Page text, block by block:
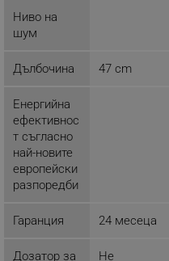
Ниво на
шум
Дълбочина 47 cm
Енергийна
ефективнос
т съгласно
най-новите
европейски
разпоредби
Гаранция 24 месеца
Дозатор за
Не
акаунта.